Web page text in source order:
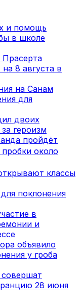
и помощь
в школе
Прасерта
8 августа в
на Санам
для
двоих
героизм
пройдёт
около
классы
поклонения
в
и
объявило
у гроба
28 июня